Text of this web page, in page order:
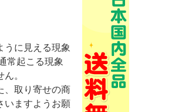
うに見える現象
常起こる現象
。
、取り寄せの商
いますようお願